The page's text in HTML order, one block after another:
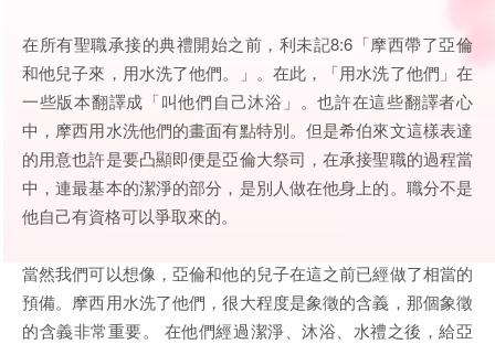
在所有聖職承接的典禮開始之前，利未記8:6「摩西帶了亞倫
和他兒子來，用水洗了他們。」。在此，「用水洗了他們」在
一些版本翻譯成「叫他們自己沐浴」。也許在這些翻譯者心
中，摩西用水洗他們的畫面有點特別。但是希伯來文這樣表達
的用意也許是要凸顯即便是亞倫大祭司，在承接聖職的過程當
中，連最基本的潔淨的部分，是別人做在他身上的。職分不是
他自己有資格可以爭取來的。
當然我們可以想像，亞倫和他的兒子在這之前已經做了相當的
預備。摩西用水洗了他們，很大程度是象徵的含義，那個象徵
的含義非常重要。 在他們經過潔淨、沐浴、水禮之後，給亞